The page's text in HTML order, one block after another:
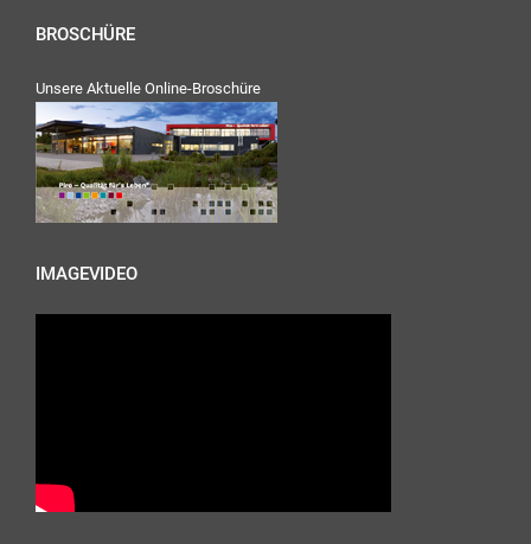
BROSCHÜRE
Unsere Aktuelle Online-Broschüre
IMAGEVIDEO